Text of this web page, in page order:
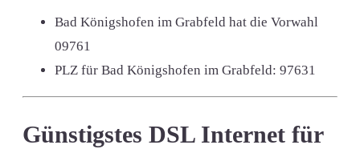
Bad Königshofen im Grabfeld hat die Vorwahl
09761
PLZ für Bad Königshofen im Grabfeld: 97631
Günstigstes DSL Internet für